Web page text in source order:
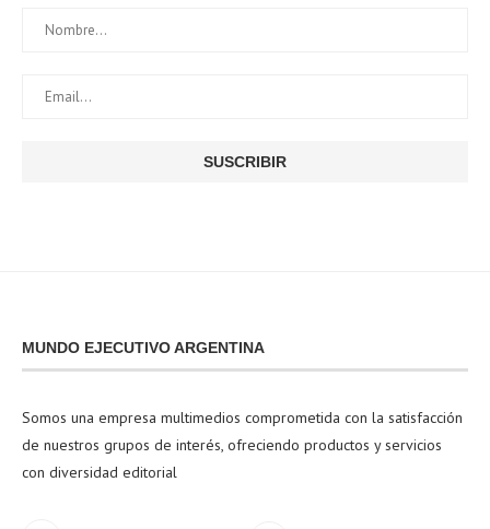
MUNDO EJECUTIVO ARGENTINA
Somos una empresa multimedios comprometida con la satisfacción
de nuestros grupos de interés, ofreciendo productos y servicios
con diversidad editorial